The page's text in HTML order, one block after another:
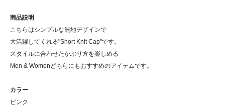
商品説明
こちらはシンプルな無地デザインで
大活躍してくれる"Short Knit Cap"です。
スタイルに合わせたかぶり方を楽しめる
Men & Womenどちらにもおすすめのアイテムです。
カラー
ピンク